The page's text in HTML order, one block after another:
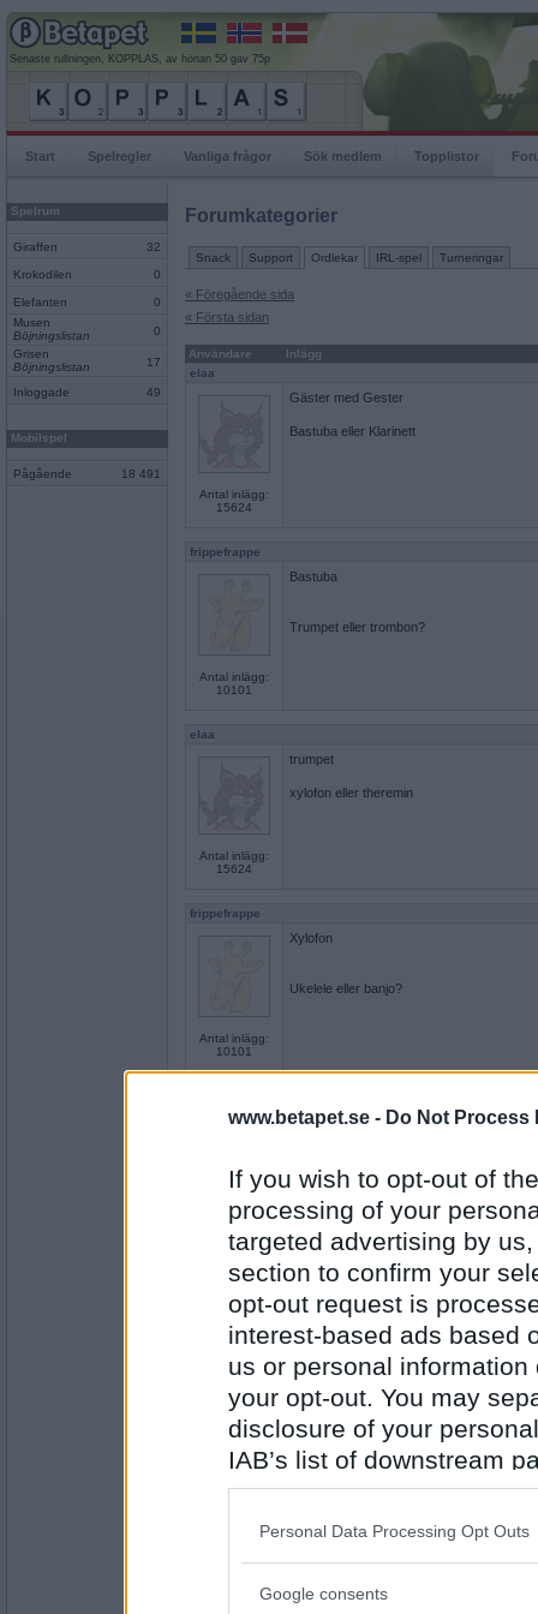
www.betapet.se - Do Not Process
If you wish to opt-out of
processing of your
targeted advertising by
section to confirm your
opt-out request is
interest-based ads based
us or personal
your opt-out. You may
disclosure of your
IAB’s list of downstream
also be disclosed by us
Downstream Participants
Please note that this
Personal Data Processing Opt Outs
Google consents
Senaste rullningen, KOPPLAS, av hönan 50 gav 75p
Start Spelregler Vanliga frågor Sök medlem Topplistor
Spelrum
Giraffen 32
Krokodilen 0
Elefanten
0
Musen
Böjningslistan
0
Grisen
Böjningslistan
17
Inloggade 49
Mobilspel
Pågående 18 491
Forumkategorier
Snack Support Ordlekar IRL-spel Turneringar
« Föregående sida
« Första sidan
Användare
Inlägg
elaa
Antal inlägg:
15624
Gäster med Gester
Bastuba eller Klarinett
frippefrappe
Antal inlägg:
10101
Bastuba
Trumpet eller trombon?
elaa
Antal inlägg:
15624
trumpet
xylofon eller theremin
frippefrappe
Antal inlägg:
10101
Xylofon
Ukelele eller banjo?
Antal inlägg:
Ukelele
frippefrappe
Antal inlägg:
10101
Cymbal